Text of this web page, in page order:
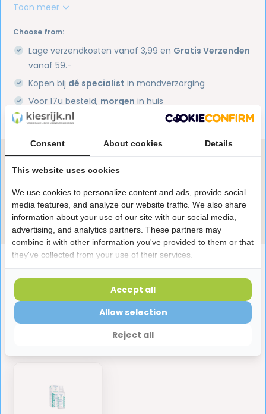
Toon meer
Choose from:
Lage verzendkosten vanaf 3,99 en Gratis Verzenden
vanaf 59.-
Kopen bij dé specialist in mondverzorging
Voor 17u besteld, morgen in huis
1 miljoen+tevreden klanten
Productomschrijving
Reviews
Heb je een vraag over dit product?
Onze specialisten helpen je graag! Spreek ons aan
in de chat of stuur een e-mail.
Stuur e-mail
Laatst bekeken producten
Consent About cookies Details
This website uses cookies
We use cookies to personalize content and ads, provide social
media features, and analyze our website traffic. We also share
information about your use of our site with our social media,
advertising, and analytics partners. These partners may
combine it with other information you've provided to them or that
they've collected from your use of their services.
Reject all
Allow selection
Accept all